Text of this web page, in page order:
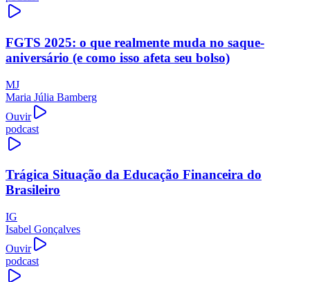
FGTS 2025: o que realmente muda no saque-
aniversário (e como isso afeta seu bolso)
MJ
Maria Júlia Bamberg
Ouvir
podcast
Trágica Situação da Educação Financeira do
Brasileiro
IG
Isabel Gonçalves
Ouvir
podcast